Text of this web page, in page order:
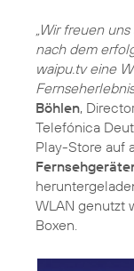
„Wir freuen
nach dem
waipu.tv eine
Böhlen,
Telefónica
Play-Store auf
WLAN genutzt
Boxen.